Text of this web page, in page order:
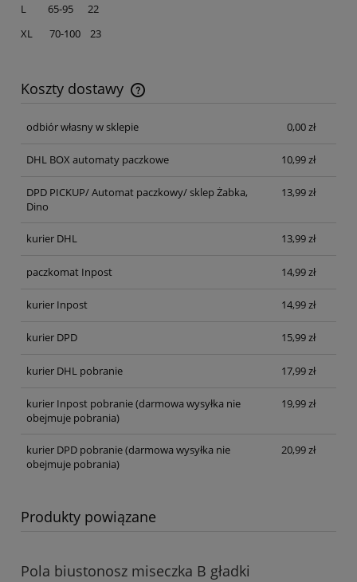
L 65-95 22
XL 70-100 23
Koszty dostawy
Cena nie zawiera ewentualnych kosztów płatności
odbiór własny w sklepie
0,00 zł
DHL BOX automaty paczkowe 10,99 zł
DPD PICKUP/ Automat paczkowy/ sklep Żabka,
Dino
13,99 zł
kurier DHL 13,99 zł
paczkomat Inpost 14,99 zł
kurier Inpost 14,99 zł
kurier DPD 15,99 zł
kurier DHL pobranie 17,99 zł
kurier Inpost pobranie(darmowa wysyłka nie
obejmuje pobrania)
19,99 zł
kurier DPD pobranie(darmowa wysyłka nie
obejmuje pobrania)
20,99 zł
Produkty powiązane
Pola biustonosz miseczka B gładki